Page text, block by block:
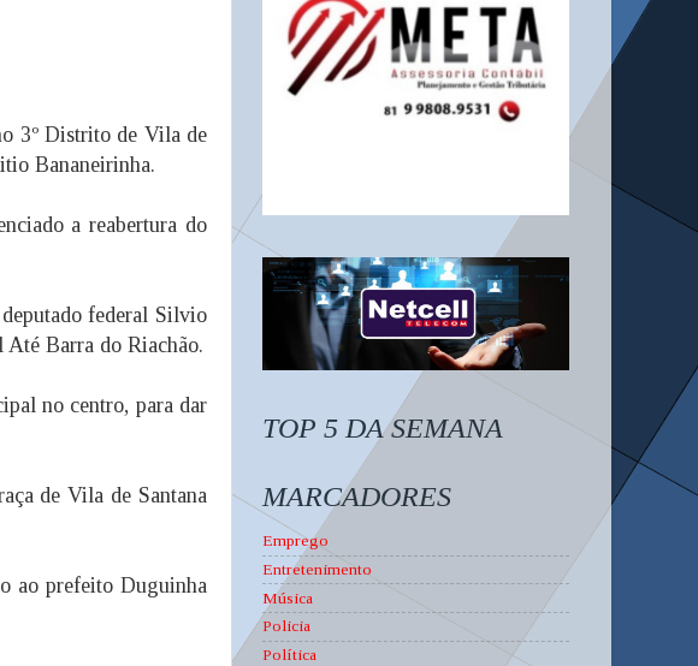
3º Distrito de Vila de
Bananeirinha.
a reabertura do
federal Silvio
Até Barra do Riachão.
no centro, para dar
de Vila de Santana
ao prefeito Duguinha
TOP 5 DA SEMANA
MARCADORES
Emprego
Entretenimento
Música
Policia
Política